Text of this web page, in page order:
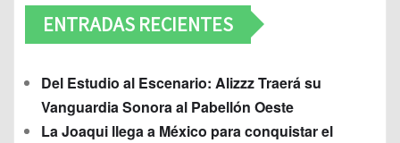
ENTRADAS RECIENTES
Del Estudio al Escenario: Alizzz Traerá su
Vanguardia Sonora al Pabellón Oeste
La Joaqui llega a México para conquistar el